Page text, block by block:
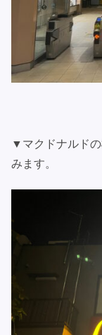
▼マクドナルドの
みます。